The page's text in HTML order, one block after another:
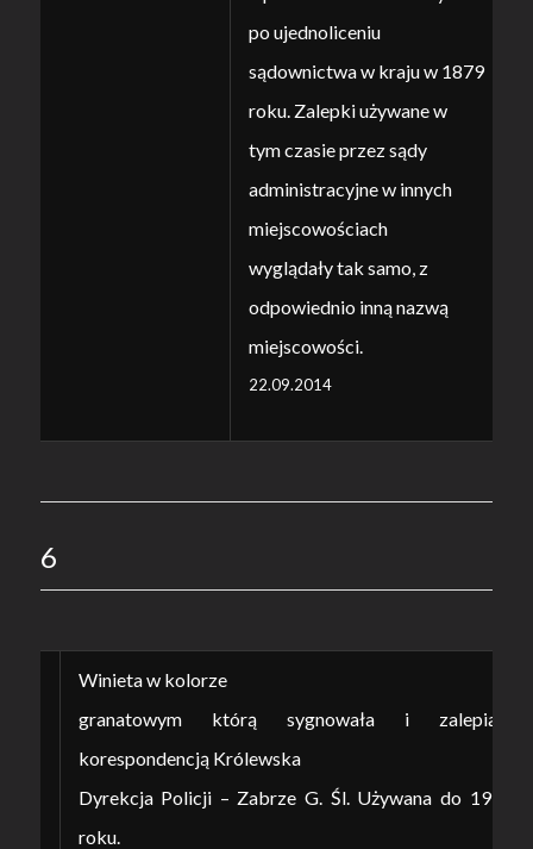
po ujednoliceniu
sądownictwa w kraju w 1879
roku. Zalepki używane w
tym czasie przez sądy
administracyjne w innych
miejscowościach
wyglądały tak samo, z
odpowiednio inną nazwą
miejscowości.
22.09.2014
6
Winieta w kolorze
granatowym którą sygnowała i zalepiała
korespondencją Królewska
Dyrekcja Policji – Zabrze G. Śl. Używana do 1915
roku.